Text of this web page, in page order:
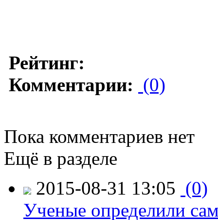
Рейтинг:
Комментарии: (0)
Пока комментариев нет
Ещё в разделе
2015-08-31 13:05 (0)
Ученые определили